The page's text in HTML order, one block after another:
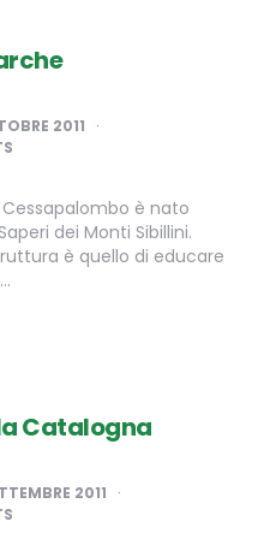
2011
è nato
dei Monti Sibillini.
è quello di educare
Catalogna
2011